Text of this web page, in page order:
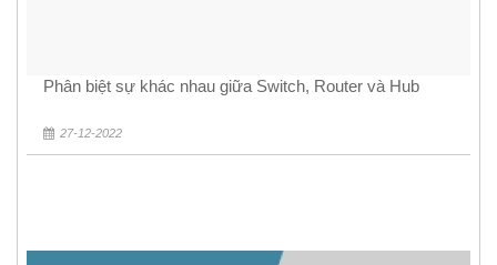
Phân biệt sự khác nhau giữa Switch, Router và Hub
27-12-2022